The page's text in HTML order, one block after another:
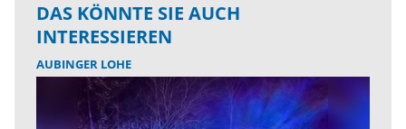
DAS KÖNNTE SIE AUCH
INTERESSIEREN
AUBINGER LOHE